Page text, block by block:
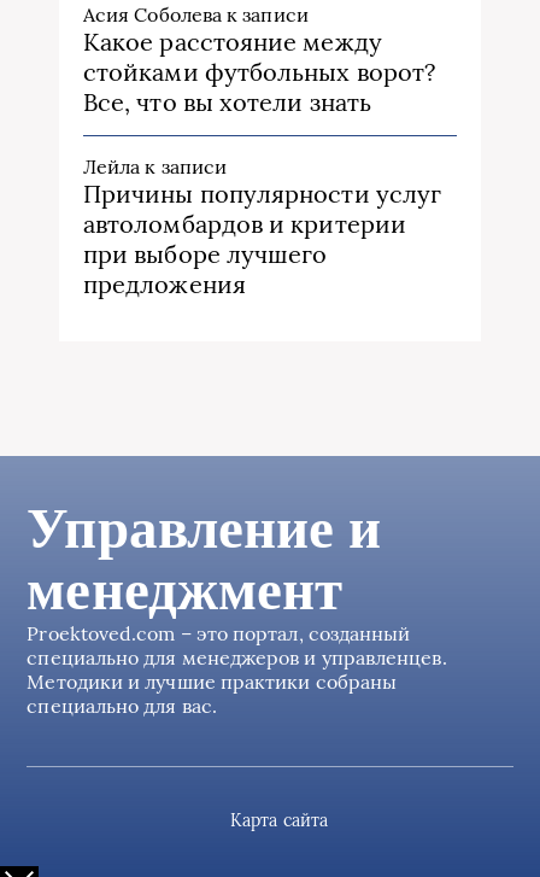
Асия Соболева к записи
Какое расстояние между
стойками футбольных ворот?
Все, что вы хотели знать
Лейла к записи
Причины популярности услуг
автоломбардов и критерии
при выборе лучшего
предложения
Управление и
менеджмент
Proektoved.com – это портал, созданный
специально для менеджеров и управленцев.
Методики и лучшие практики собраны
специально для вас.
Карта сайта